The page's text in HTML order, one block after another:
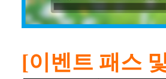
[이벤트 패스